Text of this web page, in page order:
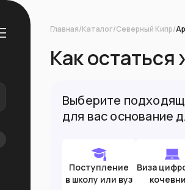
Главная/Каталог/Северный Кипр/
Как остаться
Выберите
для вас основание
Поступление
в школу или вуз
Виза